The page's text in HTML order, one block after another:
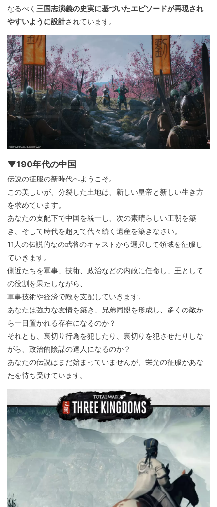
なるべく 三国志演義の史実に基づいたエピソードが再現され
やすいように設計されています。
▼190年代の中国
伝説の征服の新時代へようこそ。
この美しいが、分裂した土地は、新しい皇帝と新しい生き方
を求めています。
あなたの支配下で中国を統一し、次の素晴らしい王朝を築
き、そして時代を超えて代々続く遺産を築きなさい。
11人の伝説的なの武将のキャストから選択して領域を征服し
ていきます。
側近たちを軍事、技術、政治などの内政に任命し、王として
の役割を果たしながら、
軍事技術や経済で敵を支配していきます。
あなたは強力な友情を築き、兄弟同盟を形成し、多くの敵か
ら一目置かれる存在になるのか？
それとも、裏切り行為を犯したり、裏切りを犯させたりしな
がら、政治的陰謀の達人になるのか？
あなたの伝説はまだ始まっていませんが、栄光の征服があな
たを待ち受けています。